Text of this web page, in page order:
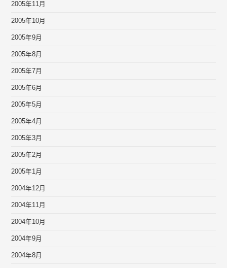
2005年11月
2005年10月
2005年9月
2005年8月
2005年7月
2005年6月
2005年5月
2005年4月
2005年3月
2005年2月
2005年1月
2004年12月
2004年11月
2004年10月
2004年9月
2004年8月